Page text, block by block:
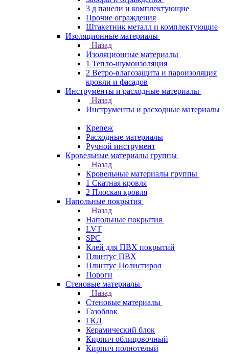
3 д панели и комплектующие
Прочие ограждения
Штакетник металл и комплектующие
Изоляционные материалы
Назад
Изоляционные материалы
1 Тепло-шумоизоляция
2 Ветро-влагозащита и пароизоляция
кровли и фасадов
Инструменты и расходные материалы
Назад
Инструменты и расходные материалы
Крепеж
Расходные материалы
Ручной инструмент
Кровельные материалы группы
Назад
Кровельные материалы группы
1 Скатная кровля
2 Плоская кровля
Напольные покрытия
Назад
Напольные покрытия
LVT
SPC
Клей для ПВХ покрытий
Плинтус ПВХ
Плинтус Полистирол
Пороги
Стеновые материалы
Назад
Стеновые материалы
Газоблок
ГКЛ
Керамический блок
Кирпич облицовочный
Кирпич полнотелый